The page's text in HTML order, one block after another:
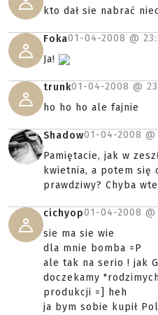
kto dał sie nabrać
Foka01-04-2008 @
Ja!
trunk01-04-2008 @
ho ho ho ale fajnie
Shadow01-04-2008 @
Pamiętacie, jak w
kwietnia, a potem się
prawdziwy? Chyba
cichyop01-04-2008 @
sie ma sie wie
dla mnie bomba =P
ale tak na serio ! jak
doczekamy
produkcji =] heh
ja bym sobie kupił